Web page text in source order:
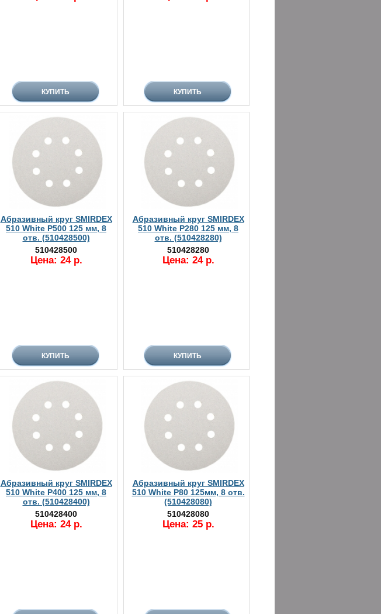
Абразивный круг SMIRDEX
510 White P500 125 мм, 8
отв. (510428500)
510428500
Цена: 24 р.
Абразивный круг SMIRDEX
510 White P280 125 мм, 8
отв. (510428280)
510428280
Цена: 24 р.
Абразивный круг SMIRDEX
510 White P400 125 мм, 8
отв. (510428400)
510428400
Цена: 24 р.
Абразивный круг SMIRDEX
510 White P80 125мм, 8 отв.
(510428080)
510428080
Цена: 25 р.